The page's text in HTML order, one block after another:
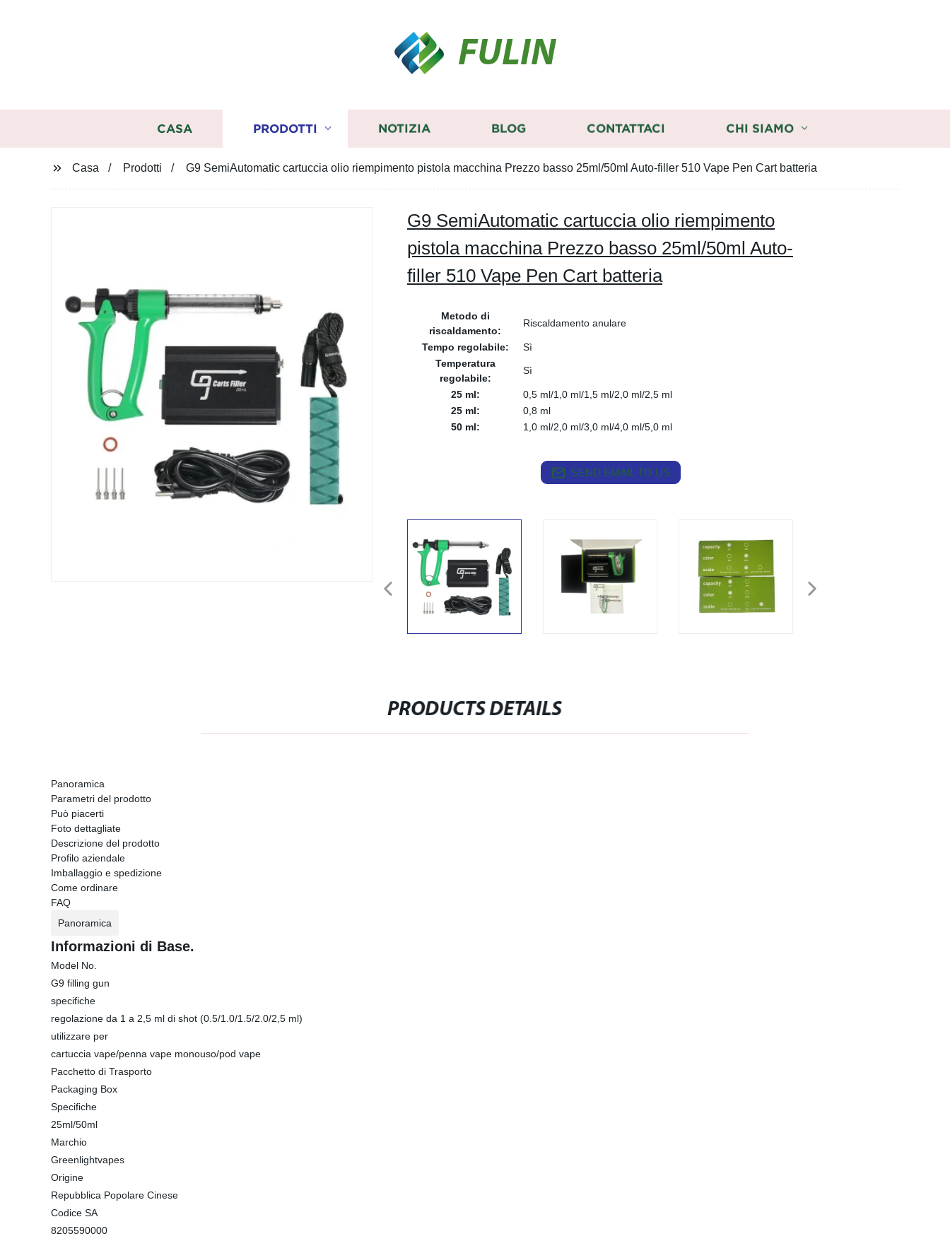
FULIN
CASA PRODOTTI NOTIZIA BLOG CONTATTACI CHI SIAMO
Casa Prodotti G9 SemiAutomatic cartuccia olio riempimento pistola macchina Prezzo basso 25ml/50ml Auto-filler 510 Vape Pen Cart batteria
G9 SemiAutomatic cartuccia olio riempimento
pistola macchina Prezzo basso 25ml/50ml Auto-
filler 510 Vape Pen Cart batteria
Metodo di
riscaldamento:
Riscaldamento anulare
Tempo regolabile:
Sì
Temperatura
regolabile:
Sì
25 ml:
0,5 ml/1,0 ml/1,5 ml/2,0 ml/2,5 ml
25 ml:
0,8 ml
50 ml:
1,0 ml/2,0 ml/3,0 ml/4,0 ml/5,0 ml
SEND EMAIL TO US
PRODUCTS DETAILS
Panoramica
Parametri del prodotto
Può piacerti
Foto dettagliate
Descrizione del prodotto
Profilo aziendale
Imballaggio e spedizione
Come ordinare
FAQ
Panoramica
Informazioni di Base.
Model No.
G9 filling gun
specifiche
regolazione da 1 a 2,5 ml di shot (0.5/1.0/1.5/2.0/2,5 ml)
utilizzare per
cartuccia vape/penna vape monouso/pod vape
Pacchetto di Trasporto
Packaging Box
Specifiche
25ml/50ml
Marchio
Greenlightvapes
Origine
Repubblica Popolare Cinese
Codice SA
8205590000